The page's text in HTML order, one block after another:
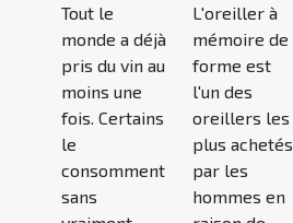
Tout le
monde a déjà
pris du vin au
moins une
fois. Certains
le
consomment
sans
L'oreiller à
mémoire de
forme est
l'un des
oreillers les
plus achetés
par les
hommes en